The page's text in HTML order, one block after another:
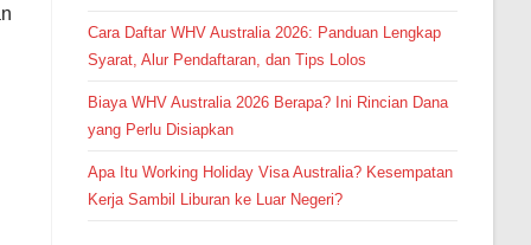
Cara Daftar WHV Australia 2026: Panduan Lengkap
Syarat, Alur Pendaftaran, dan Tips Lolos
Biaya WHV Australia 2026 Berapa? Ini Rincian Dana
yang Perlu Disiapkan
Apa Itu Working Holiday Visa Australia? Kesempatan
Kerja Sambil Liburan ke Luar Negeri?